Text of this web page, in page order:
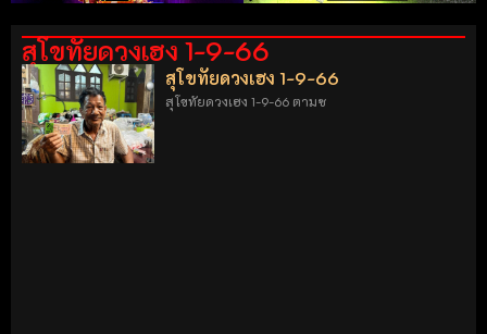
สุโขทัยดวงเฮง 1-9-66
สุโขทัยดวงเฮง 1-9-66
สุโขทัยดวงเฮง 1-9-66 ตามซ